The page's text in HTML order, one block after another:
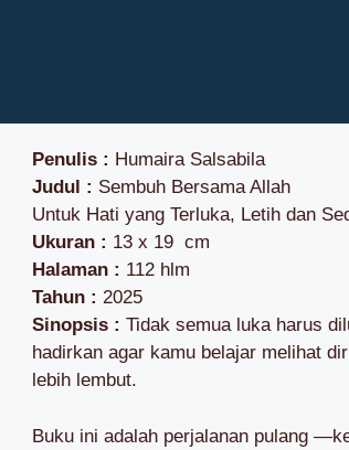
Penulis : Humaira Salsabila
Judul : Sembuh Bersama Allah
Untuk Hati yang Terluka, Letih dan
Ukuran : 13 x 19 cm
Halaman : 112 hlm
Tahun : 2025
Sinopsis : Tidak semua luka harus
hadirkan agar kamu belajar melihat
lebih lembut.
Buku ini adalah perjalanan pulang